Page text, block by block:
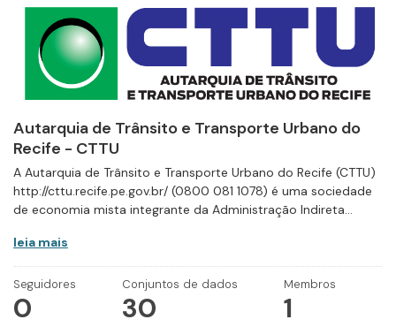
Autarquia de Trânsito e Transporte Urbano do
Recife - CTTU
A Autarquia de Trânsito e Transporte Urbano do Recife (CTTU)
http://cttu.recife.pe.gov.br/ (0800 081 1078) é uma sociedade
de economia mista integrante da Administração Indireta...
leia mais
Seguidores
0
Conjuntos de dados
30
Membros
1